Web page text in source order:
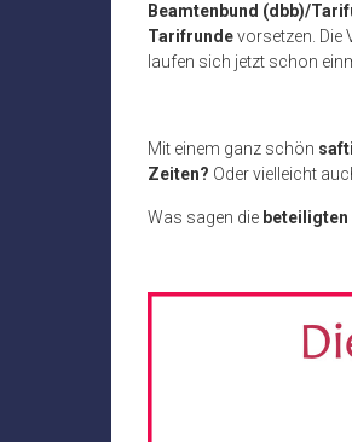
Beamtenbund (dbb)/
Tarifrundevorsetzen. Die
laufen sich jetzt schon
Mit einem ganz schön
Zeiten? Oder vielleicht
Was sagen die